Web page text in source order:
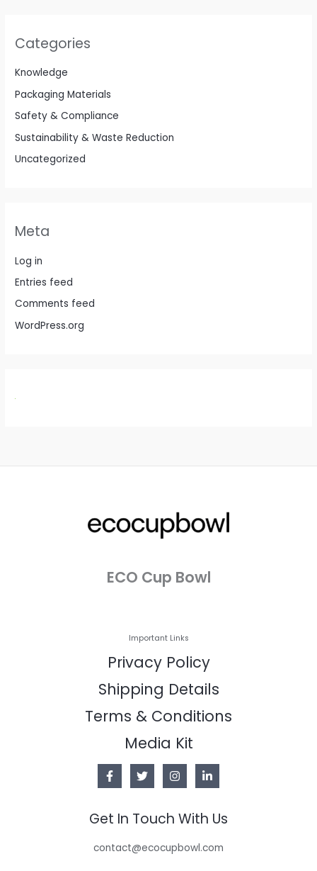
Categories
Knowledge
Packaging Materials
Safety & Compliance
Sustainability & Waste Reduction
Uncategorized
Meta
Log in
Entries feed
Comments feed
WordPress.org
ECO Cup Bowl
Important Links
Privacy Policy
Shipping Details
Terms & Conditions
Media Kit
Get In Touch With Us
contact@ecocupbowl.com